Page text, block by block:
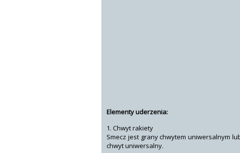
Elementy uderzenia:
1. Chwyt rakiety
Smecz jest grany chwytem uniwersalnym
chwyt uniwersalny.